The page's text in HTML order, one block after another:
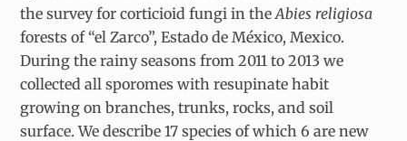
the survey for corticioid fungi in theAbies religiosa
forests of “el Zarco”, Estado de México, Mexico.
During the rainy seasons from 2011 to 2013 we
collected all sporomes with resupinate habit
growing on branches, trunks, rocks, and soil
surface. We describe 17 species of which 6 are new